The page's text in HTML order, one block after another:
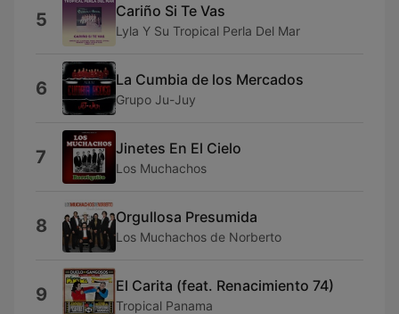
5 Cariño Si Te Vas
Lyla Y Su Tropical Perla Del Mar
6 La Cumbia de los Mercados
Grupo Ju-Juy
7 Jinetes En El Cielo
Los Muchachos
8 Orgullosa Presumida
Los Muchachos de Norberto
9 El Carita (feat. Renacimiento 74)
Tropical Panama